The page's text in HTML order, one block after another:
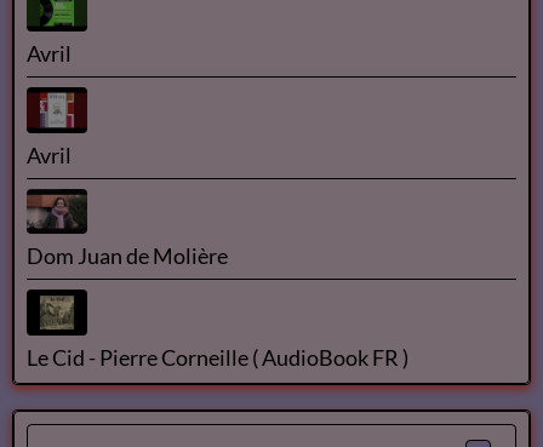
Avril
Avril
Dom Juan de Molière
Le Cid - Pierre Corneille ( AudioBook FR )